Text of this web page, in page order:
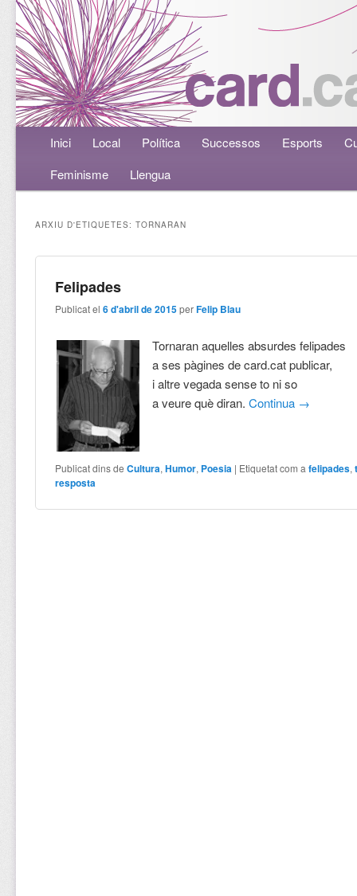
Menú principalAneu al contingut principal
Aneu al contingut secundari
Inici Local Política Successos Esports
Feminisme
Llengua
ARXIU D'ETIQUETES:TORNARAN
Felipades
Publicat el6 d'abril de 2015 perFelip Blau
Tornaran aquelles absurdes felipades
a ses pàgines de card.cat publicar,
i altre vegada sense to ni so
a veure què diran.Continua →
Publicat dins de Cultura,Humor, Poesia | Etiquetat com a felipades,
resposta